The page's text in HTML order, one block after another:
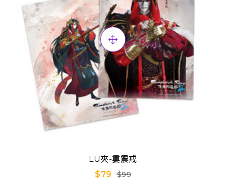
LU夾-婁震戒
$79
$99